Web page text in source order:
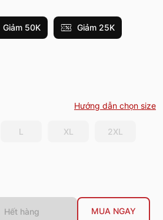
Giảm 50K Giảm 25K
Hướng dẫn chọn size
L XL 2XL
Hết hàng MUA NGAY